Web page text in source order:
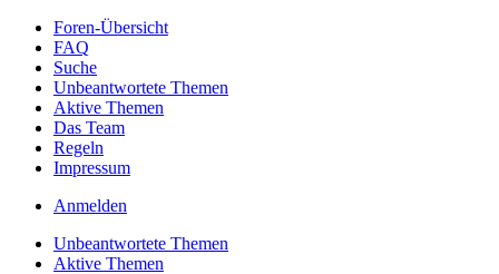
Foren-Übersicht
FAQ
Suche
Unbeantwortete Themen
Aktive Themen
Das Team
Regeln
Impressum
Anmelden
Unbeantwortete Themen
Aktive Themen